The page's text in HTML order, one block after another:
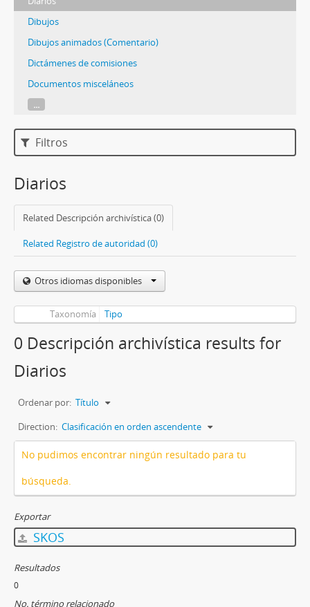
Dibujos
Dibujos animados (Comentario)
Dictámenes de comisiones
Documentos misceláneos
...
Filtros
Diarios
Related Descripción archivística (0)
Related Registro de autoridad (0)
Otros idiomas disponibles
Taxonomía Tipo
0 Descripción archivística results for
Diarios
Ordenar por: Título
Direction: Clasificación en orden ascendente
No pudimos encontrar ningún resultado para tu
búsqueda.
Exportar
SKOS
Resultados
0
No. término relacionado